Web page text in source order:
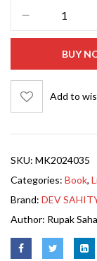
BUY
Add to
SKU: MK2024035
Categories: Book,
Brand: DEV
Author: Rupak Saha